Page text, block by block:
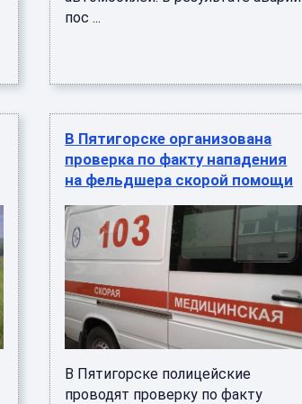
пос ...
В Пятигорске организована
проверка по факту нападения
на фельдшера скорой помощи
В Пятигорске полицейские
проводят проверку по факту